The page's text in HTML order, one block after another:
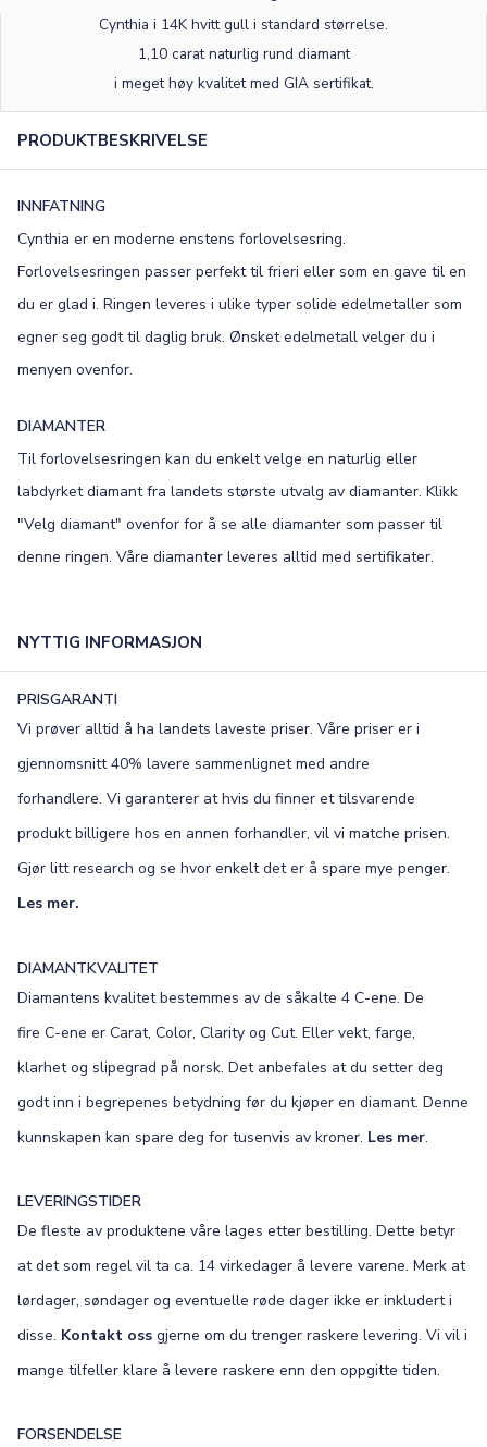
Cynthia i 14K hvitt gull i standard størrelse.
1,10 carat naturlig rund diamant
i meget høy kvalitet med GIA sertifikat.
PRODUKTBESKRIVELSE
INNFATNING
Cynthia er en moderne enstens forlovelsesring.
Forlovelsesringen passer perfekt til frieri eller som en gave til en
du er glad i. Ringen leveres i ulike typer solide edelmetaller som
egner seg godt til daglig bruk. Ønsket edelmetall velger du i
menyen ovenfor.
DIAMANTER
Til forlovelsesringen kan du enkelt velge en naturlig eller
labdyrket diamant fra landets største utvalg av diamanter. Klikk
"Velg diamant" ovenfor for å se alle diamanter som passer til
denne ringen. Våre diamanter leveres alltid med sertifikater.
NYTTIG INFORMASJON
PRISGARANTI
Vi prøver alltid å ha landets laveste priser. Våre priser er i
gjennomsnitt 40% lavere sammenlignet med andre
forhandlere. Vi garanterer at hvis du finner et tilsvarende
produkt billigere hos en annen forhandler, vil vi matche prisen.
Gjør litt research og se hvor enkelt det er å spare mye penger.
Les mer.
DIAMANTKVALITET
Diamantens kvalitet bestemmes av de såkalte 4 C-ene. De
fire C-ene er Carat, Color, Clarity og Cut. Eller vekt, farge,
klarhet og slipegrad på norsk. Det anbefales at du setter deg
godt inn i begrepenes betydning før du kjøper en diamant. Denne
kunnskapen kan spare deg for tusenvis av kroner. Les mer.
LEVERINGSTIDER
De fleste av produktene våre lages etter bestilling. Dette betyr
at det som regel vil ta ca. 14 virkedager å levere varene. Merk at
lørdager, søndager og eventuelle røde dager ikke er inkludert i
disse. Kontakt oss gjerne om du trenger raskere levering. Vi vil i
mange tilfeller klare å levere raskere enn den oppgitte tiden.
FORSENDELSE